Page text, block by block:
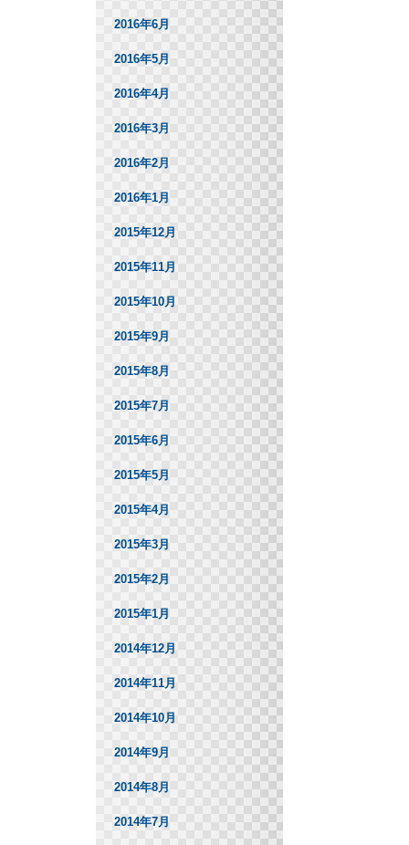
2016年6月
2016年5月
2016年4月
2016年3月
2016年2月
2016年1月
2015年12月
2015年11月
2015年10月
2015年9月
2015年8月
2015年7月
2015年6月
2015年5月
2015年4月
2015年3月
2015年2月
2015年1月
2014年12月
2014年11月
2014年10月
2014年9月
2014年8月
2014年7月